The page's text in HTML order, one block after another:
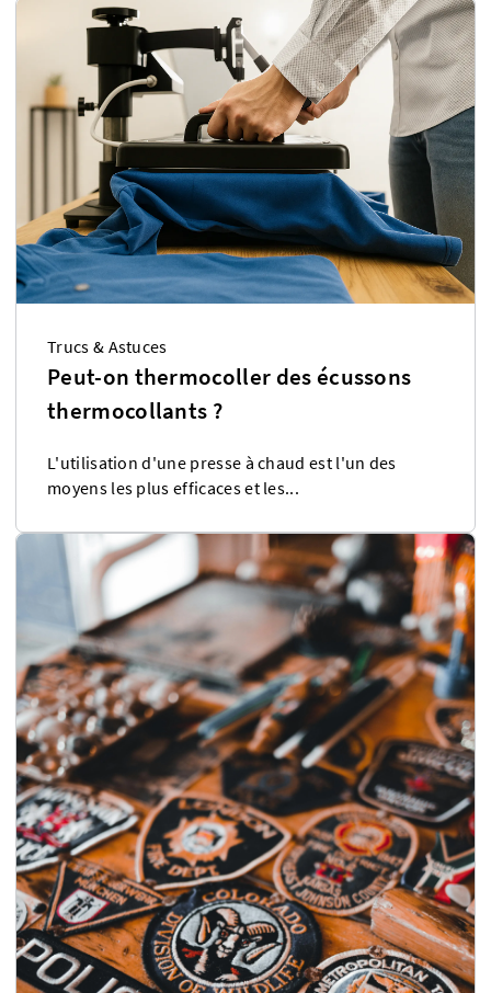
Trucs & Astuces
Peut-on thermocoller des écussons
thermocollants ?
L'utilisation d'une presse à chaud est l'un des
moyens les plus efficaces et les...